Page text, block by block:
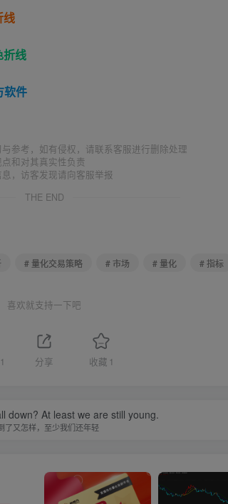
线
折线
软件
参考，如有侵权，请联系客服进行删除处理
和对其真实性负责
，访客发现请向客服举报
THE END
# 量化交易策略 # 市场 # 量化 # 指标
喜欢就支持一下吧
分享 收藏 1
down? At least we are still young.
了又怎样，至少我们还年轻